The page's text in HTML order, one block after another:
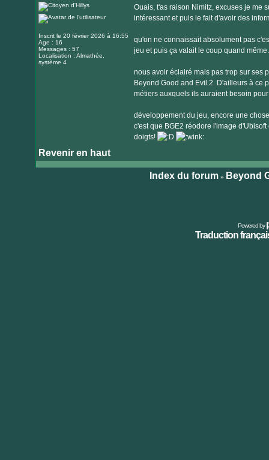
internet
Inscrit le 20 février 2026 à 16:55
Age : 16
Messages : 57
Localisation : Almathée,
système 4
Ouais, t'as raison Nimitz, excuses je me
intéressant et puis le fait d'avoir des
qu'on ne connaissait absolument pas
jeu et puis ça valait le coup quand
nous avoir éclairé mais pas trop sur ses
Beyond Good and Evil 2. D'ailleurs à ce
métiers auxquels ils auraient besoin
développement du jeu, encore une
c'est que BGE2 réodore l'image
doigts!
Revenir en haut
Index du forum» Beyond
Powered by
Traduction